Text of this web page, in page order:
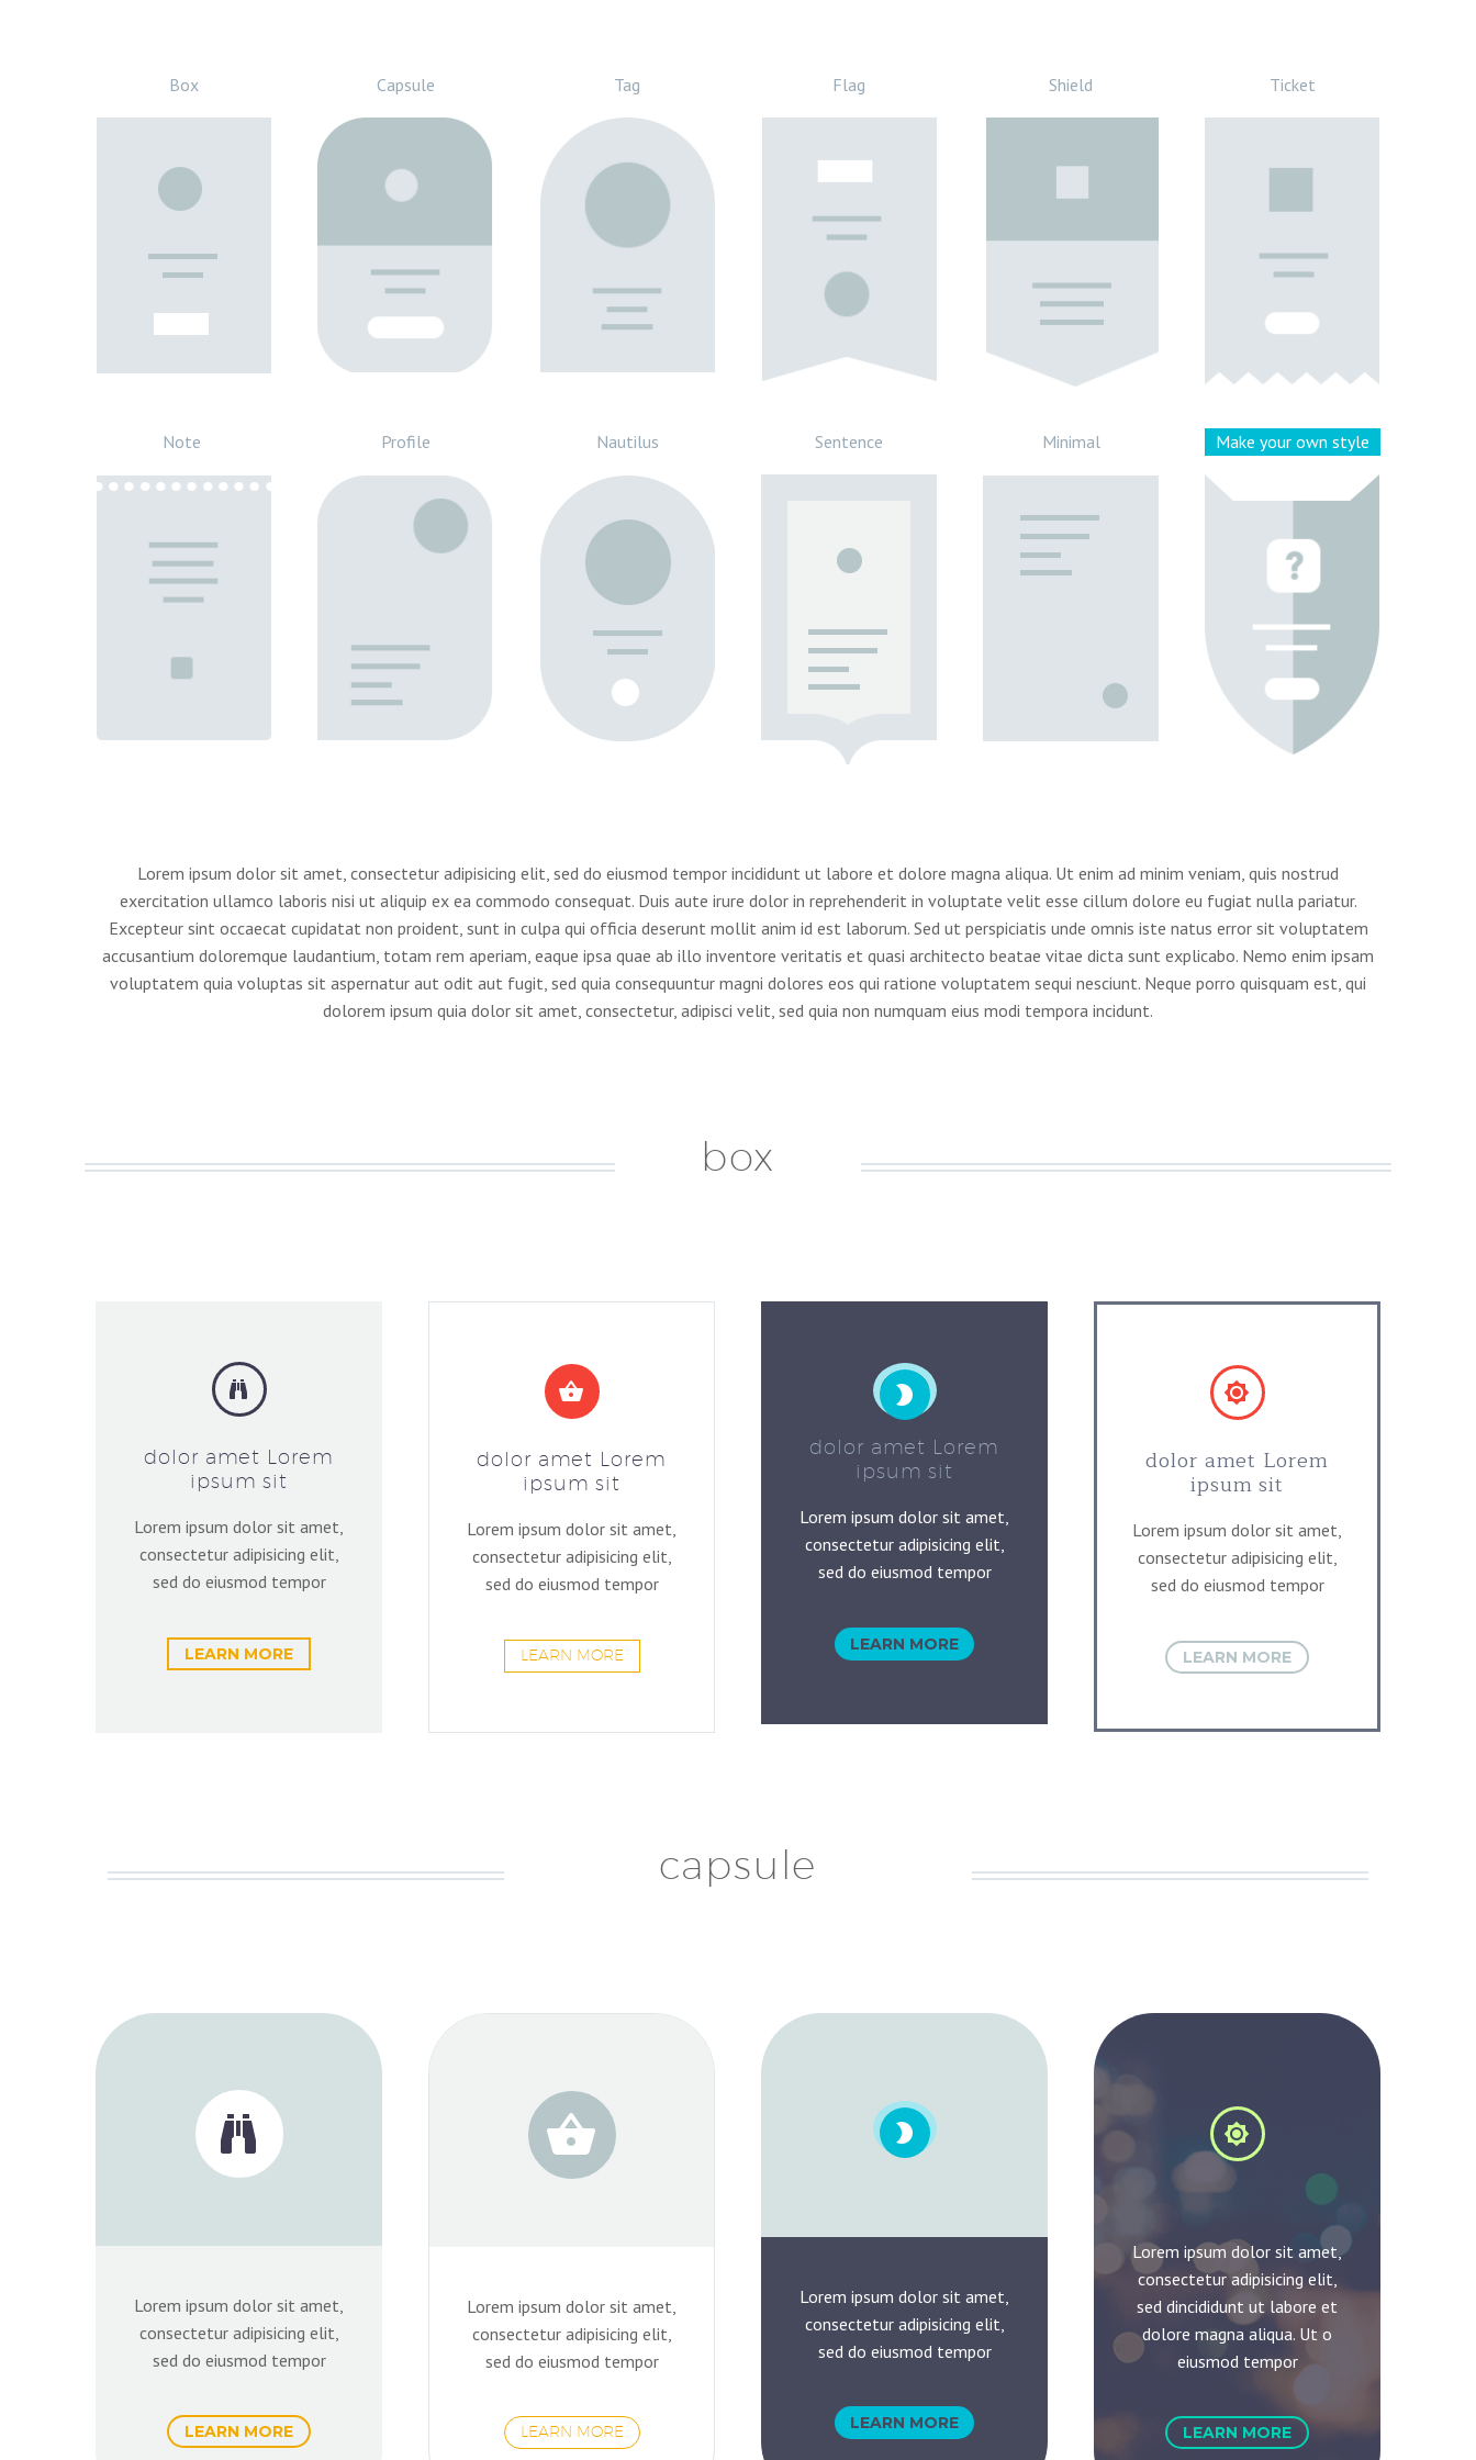
Box Capsule Tag Flag Shield Ticket
Note Profile Nautilus Sentence Minimal Make your own style
Lorem ipsum dolor sit amet, consectetur adipisicing elit, sed do eiusmod tempor incididunt ut labore et dolore magna aliqua. Ut enim ad minim veniam, quis nostrud
exercitation ullamco laboris nisi ut aliquip ex ea commodo consequat. Duis aute irure dolor in reprehenderit in voluptate velit esse cillum dolore eu fugiat nulla pariatur.
Excepteur sint occaecat cupidatat non proident, sunt in culpa qui officia deserunt mollit anim id est laborum. Sed ut perspiciatis unde omnis iste natus error sit voluptatem
accusantium doloremque laudantium, totam rem aperiam, eaque ipsa quae ab illo inventore veritatis et quasi architecto beatae vitae dicta sunt explicabo. Nemo enim ipsam
voluptatem quia voluptas sit aspernatur aut odit aut fugit, sed quia consequuntur magni dolores eos qui ratione voluptatem sequi nesciunt. Neque porro quisquam est, qui
dolorem ipsum quia dolor sit amet, consectetur, adipisci velit, sed quia non numquam eius modi tempora incidunt.
box


dolor amet Lorem
ipsum sit
Lorem ipsum dolor sit amet,
consectetur adipisicing elit,
sed do eiusmod tempor
LEARN MORE


dolor amet Lorem
ipsum sit
Lorem ipsum dolor sit amet,
consectetur adipisicing elit,
sed do eiusmod tempor
LEARN MORE


dolor amet Lorem
ipsum sit
Lorem ipsum dolor sit amet,
consectetur adipisicing elit,
sed do eiusmod tempor
LEARN MORE


dolor amet Lorem
ipsum sit
Lorem ipsum dolor sit amet,
consectetur adipisicing elit,
sed do eiusmod tempor
LEARN MORE
capsule


Lorem ipsum dolor sit amet,
consectetur adipisicing elit,
sed do eiusmod tempor
LEARN MORE


Lorem ipsum dolor sit amet,
consectetur adipisicing elit,
sed do eiusmod tempor
LEARN MORE


Lorem ipsum dolor sit amet,
consectetur adipisicing elit,
sed do eiusmod tempor
LEARN MORE


Lorem ipsum dolor sit amet,
consectetur adipisicing elit,
sed dincididunt ut labore et
dolore magna aliqua. Ut o
eiusmod tempor
LEARN MORE